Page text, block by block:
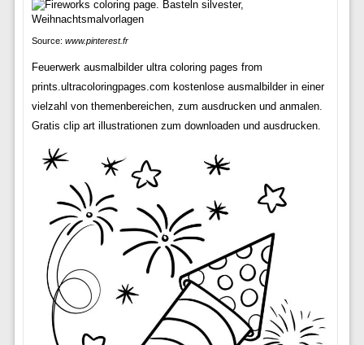
Source: www.pinterest.fr
Feuerwerk ausmalbilder ultra coloring pages from
prints.ultracoloringpages.com kostenlose ausmalbilder in einer
vielzahl von themenbereichen, zum ausdrucken und anmalen.
Gratis clip art illustrationen zum downloaden und ausdrucken.